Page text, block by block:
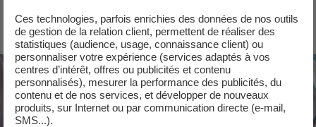
nouvel onglet
Ces technologies, parfois enrichies des données de nos outils
de gestion de la relation client, permettent de réaliser des
statistiques (audience, usage, connaissance client) ou
personnaliser votre expérience (services adaptés à vos
centres d’intérêt, offres ou publicités et contenu
personnalisés), mesurer la performance des publicités, du
contenu et de nos services, et développer de nouveaux
produits, sur Internet ou par communication directe (e-mail,
SMS...).